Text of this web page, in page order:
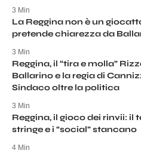
3 Min
La Reggina non è un
pretende chiarezza da
3 Min
Reggina, il “tira e molla”
Ballarino e la regia di
Sindaco oltre la politica
3 Min
Reggina, il gioco dei rinvii: il
stringe e i “social” stancano
4 Min